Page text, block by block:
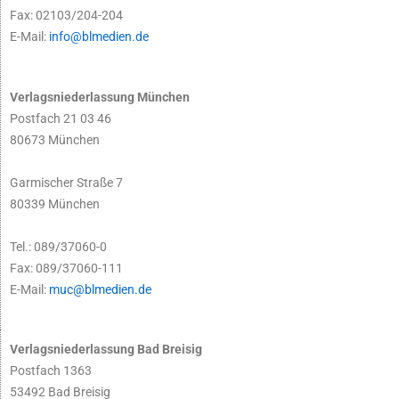
Fax: 02103/204-204
E-Mail: info@blmedien.de
Verlagsniederlassung München
Postfach 21 03 46
80673 München
Garmischer Straße 7
80339 München
Tel.: 089/37060-0
Fax: 089/37060-111
E-Mail: muc@blmedien.de
Verlagsniederlassung Bad Breisig
Postfach 1363
53492 Bad Breisig